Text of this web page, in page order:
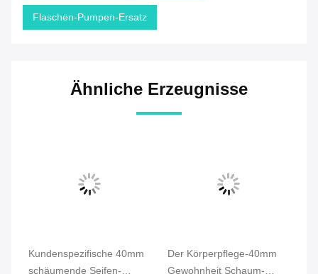
Flaschen-Pumpen-Ersatz
Ähnliche Erzeugnisse
Kundenspezifische 40mm
schäumende Seifen-
Der Körperpflege-40mm
Gewohnheit Schaum-